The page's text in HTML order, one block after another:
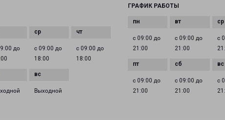
до
с 09:00 до
18:00
с 09:00 до
18:00
Выходной
ГРАФИК РАБОТЫ
с 09:00 до
21:00
с 09:00 до
21:00
с
с 09:00 до
21:00
с 09:00 до
21:00
с